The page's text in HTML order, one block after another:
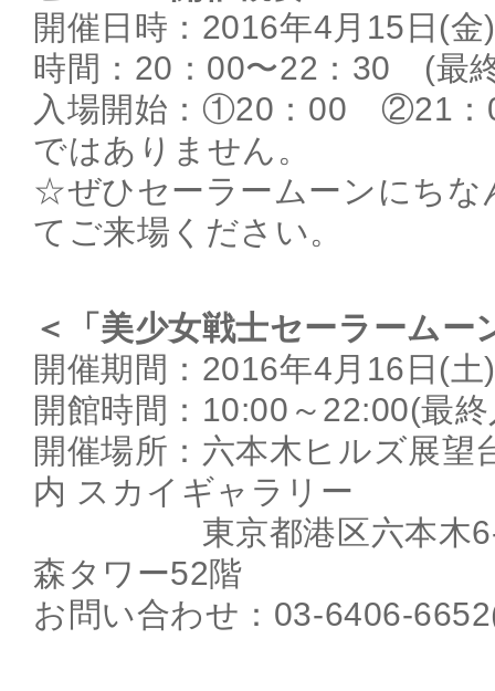
開催日時：2016年4月15日(金)
時間：20：00〜22：30 (最
入場開始：①20：00 ②21
ではありません。
☆ぜひセーラームーンにちな
てご来場ください。
＜「美少女戦士セーラームー
開催期間：2016年4月16日(
開館時間：10:00～22:00(最
開催場所：六本木ヒルズ展望
内 スカイギャラリー
東京都港区六本木6-
森タワー52階
お問い合わせ：03-6406-